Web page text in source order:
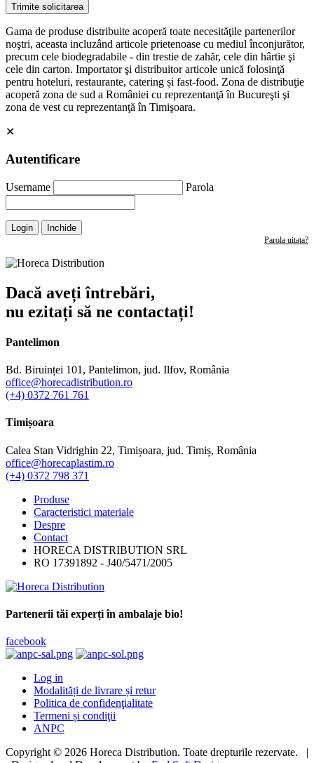
Gama de produse distribuite acoperă toate necesităţile partenerilor
noştri, aceasta incluzând articole prietenoase cu mediul înconjurător,
precum cele biodegradabile - din trestie de zahăr, cele din hârtie şi
cele din carton. Importator şi distribuitor articole unică folosinţă
pentru hoteluri, restaurante, catering și fast-food. Zona de distribuţie
acoperă zona de sud a României cu reprezentanţă în Bucureşti şi
zona de vest cu reprezentanţă în Timişoara.
✕
Autentificare
Username Parola
Login Inchide
Parola uitata?
Dacă aveți întrebări,
nu ezitați să ne contactați!
Pantelimon
Bd. Biruinței 101, Pantelimon, jud. Ilfov, România
office@horecadistribution.ro
(+4) 0372 761 761
Timișoara
Calea Stan Vidrighin 22, Timișoara, jud. Timiș, România
office@horecaplastim.ro
(+4) 0372 798 371
Produse
Caracteristici materiale
Despre
Contact
HORECA DISTRIBUTION SRL
RO 17391892 - J40/5471/2005
Partenerii tăi experți în ambalaje bio!
facebook
Log in
Modalități de livrare și retur
Politica de confidenţialitate
Termeni și condiţii
ANPC
Copyright © 2026 Horeca Distribution. Toate drepturile rezervate. |